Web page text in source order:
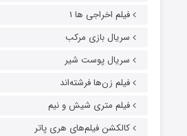
فیلم اخراجی ها ۱
سریال بازی مرکب
سریال پوست شیر
فیلم زن‌ها فرشته‌اند
فیلم متری شیش و نیم
کالکشن فیلم‌های هری پاتر